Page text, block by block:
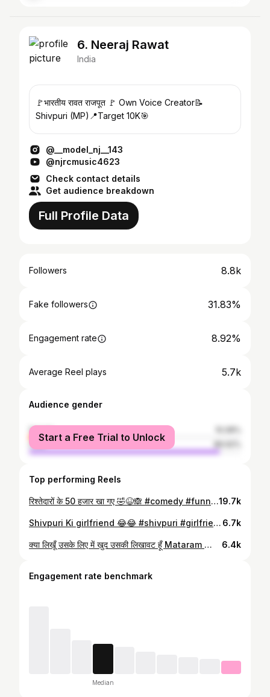
6. Neeraj Rawat
India
🚩भारतीय रावत राजपूत 🚩 Own Voice Creator📝
Shivpuri (MP)📍Target 10K🎯
@__model_nj__143
@njrcmusic4623
Check contact details
Get audience breakdown
Full Profile Data
Followers 8.8k
Fake followers 31.83%
Engagement rate 8.92%
Average Reel plays 5.7k
Audience gender
female
male
Start a Free Trial to Unlock
Top performing Reels
रिश्तेदारों के 50 हजार खा गए 🤣😆🙈 #comedy #funny #fun #funnyvideos #instagram #comedyreels #fun #reelsinstagram #sister #reels19.7k
Shivpuri Ki girlfriend 😂😂 #shivpuri #girlfriend #viralvídeos #viral #reels #trend #shivpuri_meri_jann❤️❤️ 6.7k
क्या लिखूँ उसके लिए में खुद उसकी लिखावट हूँ Mataram ❤️‍🩹🧿👑 #mother 6.4k
Engagement rate benchmark
Median